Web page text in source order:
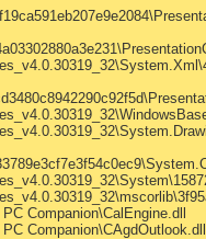
Companion\CalEngine.dll
Companion\CAgdOutlook.dll